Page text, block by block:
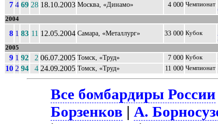
7 4 69 28 18.10.2003 Москва, «Динамо» 4 000 Чемпионат
2004
8 1 83 11 12.05.2004 Самара, «Металлург» 33 000 Кубок
2005
9 1 92 2 06.07.2005 Томск, «Труд» 7 000 Кубок
10 2 94 4 24.09.2005 Томск, «Труд» 11 000 Чемпионат
Все бомбардиры России
Борзенков |А.